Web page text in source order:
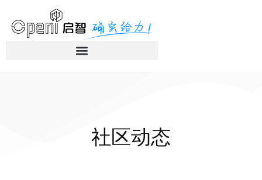
社区动态